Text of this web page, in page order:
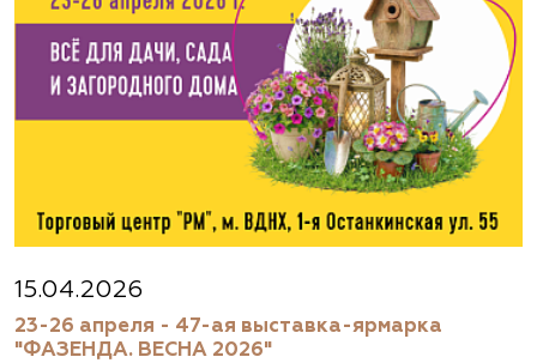
15.04.2026
23-26 апреля - 47-ая выставка-ярмарка
"ФАЗЕНДА. ВЕСНА 2026"